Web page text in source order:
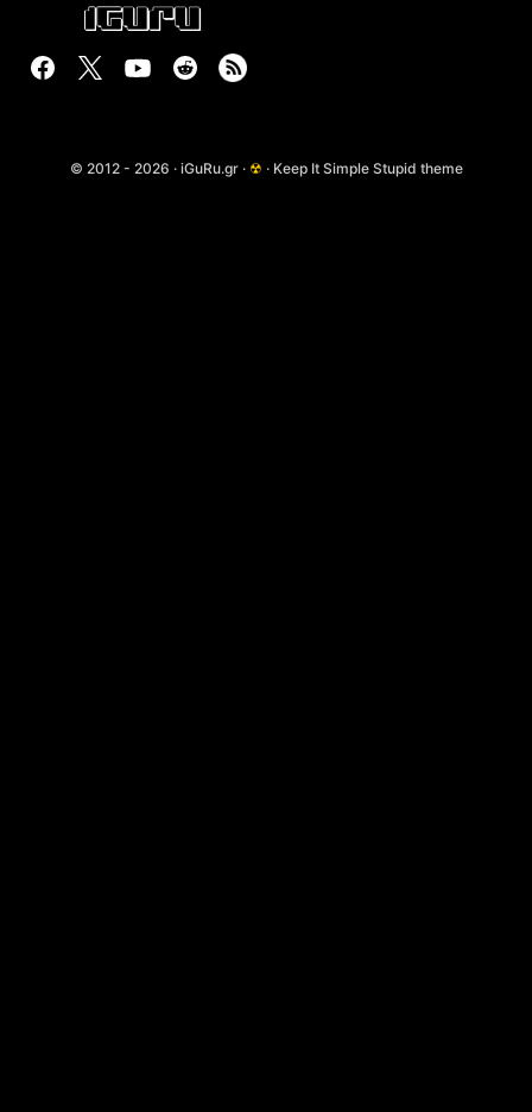
© 2012 - 2026 · iGuRu.gr · ☢ · Keep It Simple Stupid theme